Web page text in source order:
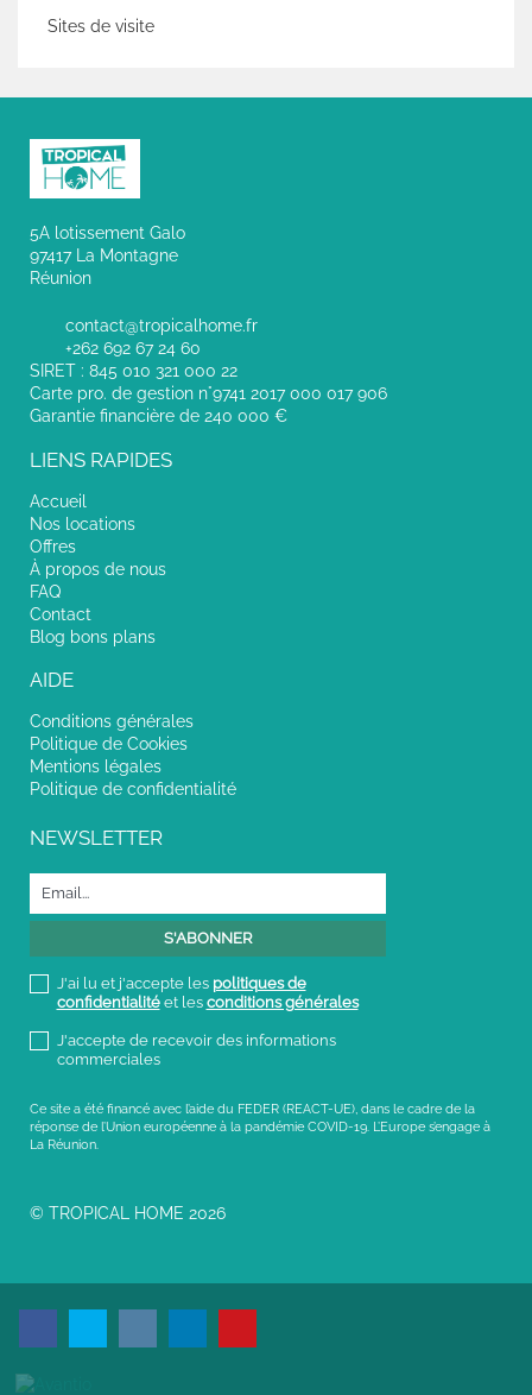
Sites de visite
5A lotissement Galo
97417 La Montagne
Réunion
contact@tropicalhome.fr
+262 692 67 24 60
SIRET : 845 010 321 000 22
Carte pro. de gestion n°9741 2017 000 017 906
Garantie financière de 240 000 €
LIENS RAPIDES
Accueil
Nos locations
Offres
À propos de nous
FAQ
Contact
Blog bons plans
AIDE
Conditions générales
Politique de Cookies
Mentions légales
Politique de confidentialité
NEWSLETTER
J'ai lu et j'accepte les politiques de
confidentialitéet les conditions générales
J'accepte de recevoir des informations
commerciales
Ce site a été financé avec l’aide du FEDER (REACT-UE), dans le cadre de la
réponse de l’Union européenne à la pandémie COVID-19. L’Europe s’engage à
La Réunion.
© TROPICAL HOME 2026